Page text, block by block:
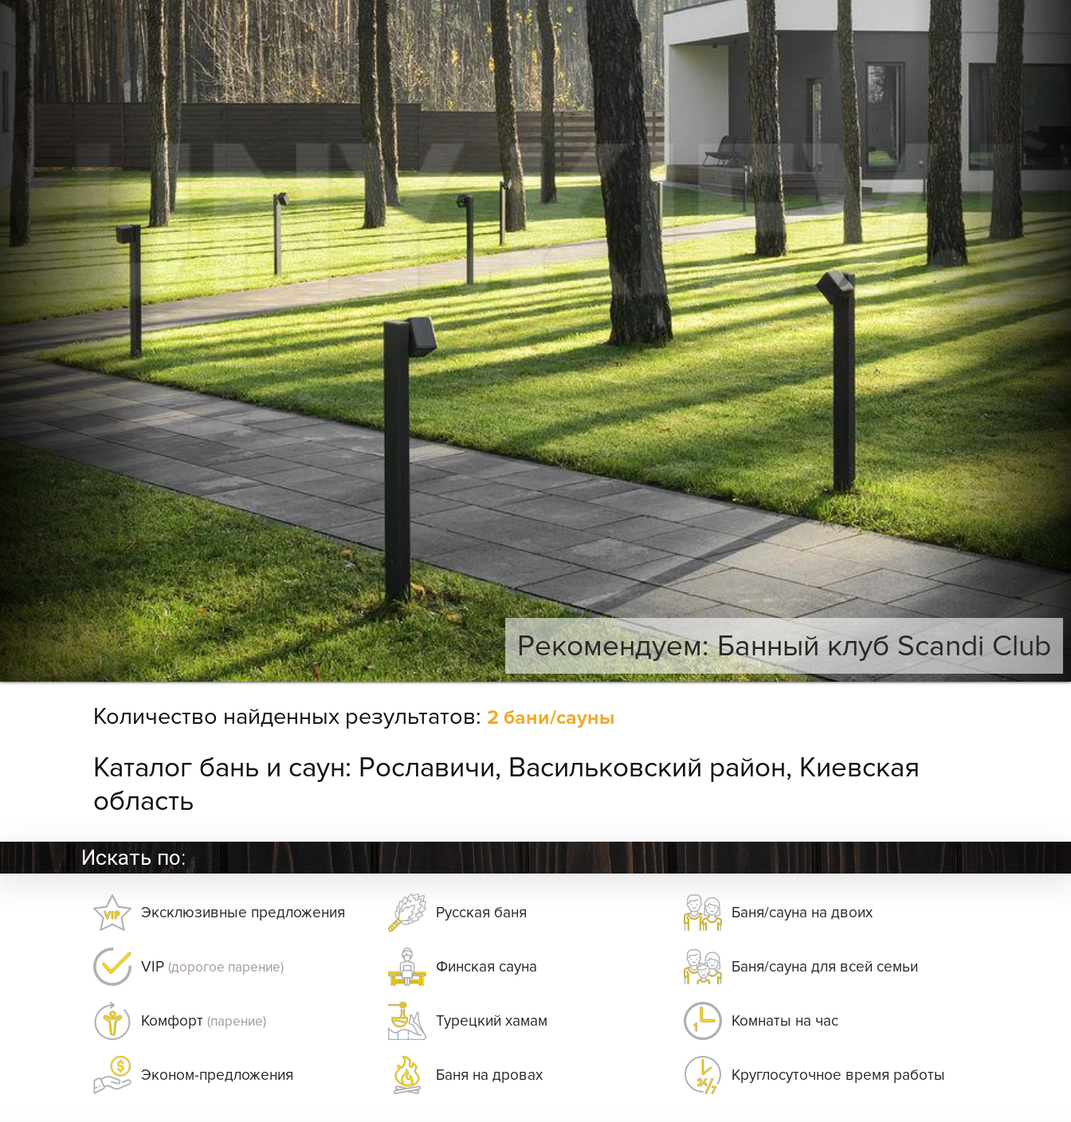
Рекомендуем: Банный клуб Scandi Club
Количество найденных результатов: 2 бани/сауны
Каталог бань и саун: Рославичи, Васильковский район, Киевская
область
Искать по:
Эксклюзивные предложения
VIP (дорогое парение)
Комфорт (парение)
Эконом-предложения
Русская баня
Финская сауна
Турецкий хамам
Баня на дровах
Баня/сауна на двоих
Баня/сауна для всей семьи
Комнаты на час
Круглосуточное время работы